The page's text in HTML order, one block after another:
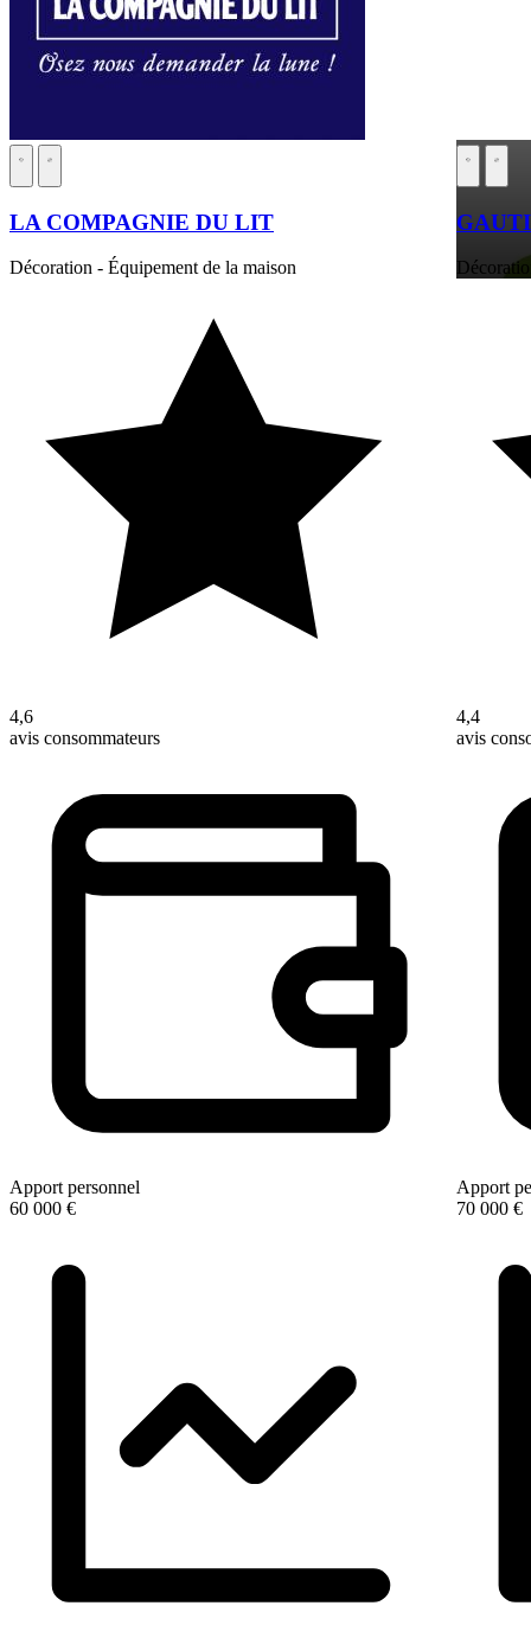
LA COMPAGNIE DU LIT
Décoration - Équipement de la maison
4,6
avis consommateurs
Apport personnel
60 000 €
4,4
avis
Apport
70 000 €